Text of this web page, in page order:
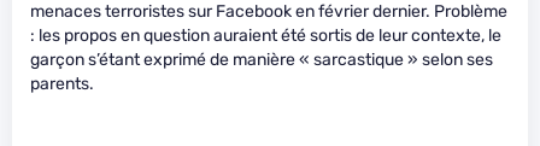
menaces terroristes sur Facebook en février dernier. Problème
: les propos en question auraient été sortis de leur contexte, le
garçon s’étant exprimé de manière « sarcastique » selon ses
parents.